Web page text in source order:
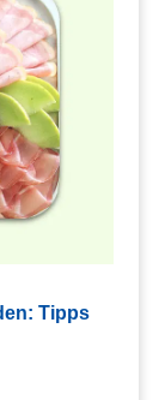
Tipps